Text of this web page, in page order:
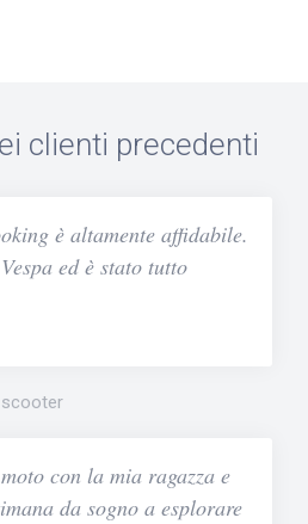
clienti precedenti
è altamente affidabile.
ed è stato tutto
con la mia ragazza e
da sogno a esplorare